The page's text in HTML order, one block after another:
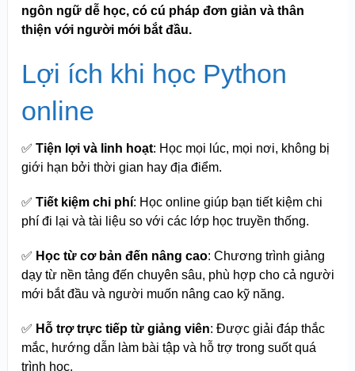
ngôn ngữ dễ học, có cú pháp đơn giản và thân
thiện với người mới bắt đầu.
Lợi ích khi học Python
online
✅ Tiện lợi và linh hoạt: Học mọi lúc, mọi nơi, không bị
giới hạn bởi thời gian hay địa điểm.
✅ Tiết kiệm chi phí: Học online giúp bạn tiết kiệm chi
phí đi lại và tài liệu so với các lớp học truyền thống.
✅ Học từ cơ bản đến nâng cao: Chương trình giảng
dạy từ nền tảng đến chuyên sâu, phù hợp cho cả người
mới bắt đầu và người muốn nâng cao kỹ năng.
✅ Hỗ trợ trực tiếp từ giảng viên: Được giải đáp thắc
mắc, hướng dẫn làm bài tập và hỗ trợ trong suốt quá
trình học.